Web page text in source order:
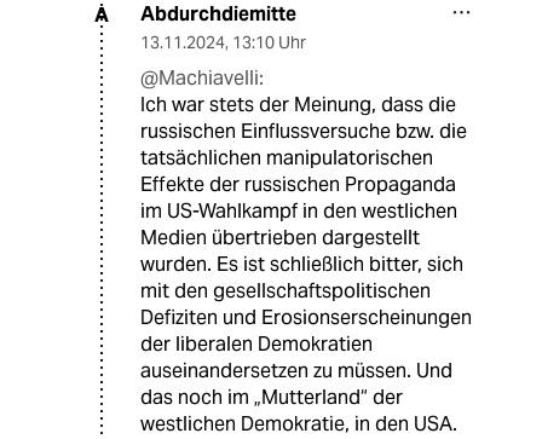
A Abdurchdiemitte
13.11.2024, 13:10 Uhr
@Machiavelli:
Ich war stets der Meinung, dass die
russischen Einflussversuche bzw. die
tatsächlichen manipulatorischen
Effekte der russischen Propaganda
im US-Wahlkampf in den westlichen
Medien übertrieben dargestellt
wurden. Es ist schließlich bitter, sich
mit den gesellschaftspolitischen
Defiziten und Erosionserscheinungen
der liberalen Demokratien
auseinandersetzen zu müssen. Und
das noch im „Mutterland“ der
westlichen Demokratie, in den USA.